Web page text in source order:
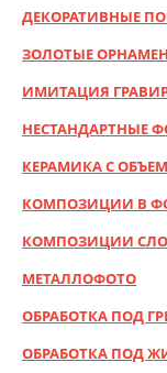
ДЕКОРАТИВНЫЕ
ЗОЛОТЫЕ
ИМИТАЦИЯ
НЕСТАНДАРТНЫЕ
КЕРАМИКА С
КОМПОЗИЦИИ В
КОМПОЗИЦИИ
МЕТАЛЛОФОТО
ОБРАБОТКА ПОД
ОБРАБОТКА ПОД